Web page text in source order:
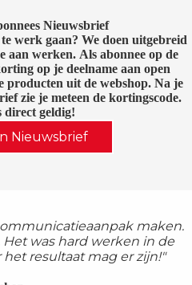
Nieuwsbrief
werk gaan? We doen uitgebreid
aan werken. Als abonnee op de
op je deelname aan open
uit de webshop. Na je
zie je meteen de kortingscode.
direct geldig!
Nieuwsbrief
maken.
was hard werken in de
het resultaat mag er zijn!"